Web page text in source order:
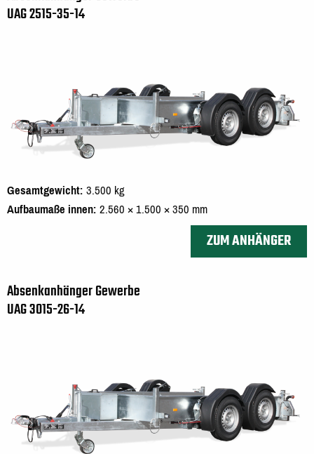
UAG 2515-35-14
Gesamtgewicht 3.500 kg
Aufbaumaße innen 2.560 × 1.500 × 350 mm
ZUM ANHÄNGER
Absenkanhänger Gewerbe
UAG 3015-26-14